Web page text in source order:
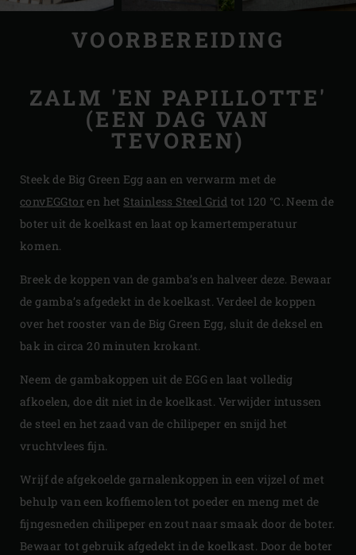
VOORBEREIDING
ZALM 'EN PAPILLOTTE'
(EEN DAG VAN
TEVOREN)
Steek de Big Green Egg aan en verwarm met de
convEGGtor en het Stainless Steel Grid tot 120 °C. Neem de
boter uit de koelkast en laat op kamertemperatuur
komen.
Breek de koppen van de gamba’s en halveer deze. Bewaar
de gamba’s afgedekt in de koelkast. Verdeel de koppen
over het rooster van de Big Green Egg, sluit de deksel en
bak in circa 20 minuten krokant.
Neem de gambakoppen uit de EGG en laat volledig
afkoelen, doe dit niet in de koelkast. Verwijder intussen
de steel en het zaad van de chilipeper en snijd het
vruchtvlees fijn.
Wrijf de afgekoelde garnalenkoppen in een vijzel of met
behulp van een koffiemolen tot poeder en meng met de
fijngesneden chilipeper en zout naar smaak door de boter.
Bewaar tot gebruik afgedekt in de koelkast. Door de boter